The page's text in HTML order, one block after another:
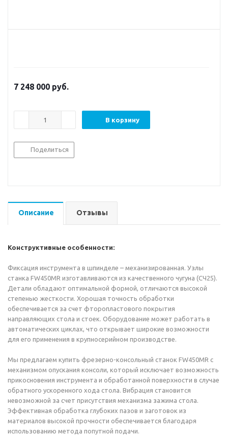
7 248 000 руб.
В корзину
Поделиться
Описание Отзывы
Конструктивные особенности:
Фиксация инструмента в шпинделе – механизированная. Узлы
станка FW450MR изготавливаются из качественного чугуна (СЧ25).
Детали обладают оптимальной формой, отличаются высокой
степенью жесткости. Хорошая точность обработки
обеспечивается за счет фторопластового покрытия
направляющих стола и стоек. Оборудование может работать в
автоматических циклах, что открывает широкие возможности
для его применения в крупносерийном производстве.
Мы предлагаем купить фрезерно-консольный станок FW450MR с
механизмом опускания консоли, который исключает возможность
прикосновения инструмента и обработанной поверхности в случае
обратного ускоренного хода стола. Вибрация становится
невозможной за счет присутствия механизма зажима стола.
Эффективная обработка глубоких пазов и заготовок из
материалов высокой прочности обеспечивается благодаря
использованию метода попутной подачи.